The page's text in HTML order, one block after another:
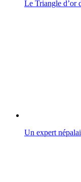
Le Triangle d’or
Un expert